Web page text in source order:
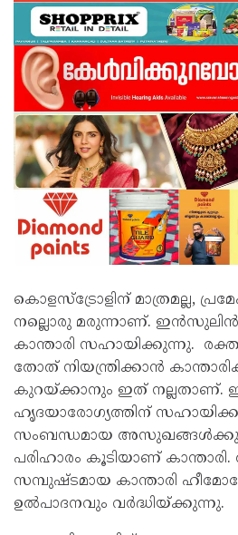
കൊളസ്‌ട്രോളിന് മാത്രമല്ല,
നല്ലൊരു മരുന്നാണ്. ഇന്‍സുലിന്‍
കാന്താരി സഹായിക്കുന്നു.
തോത് നിയന്ത്രിക്കാൻ
കുറയ്ക്കാനും ഇത് നല്ലതാണ്.
ഹൃദയാരോഗ്യത്തിന്
സംബന്ധമായ
പരിഹാരം കൂടിയാണ്
സമ്പുഷ്ടമായ കാന്താരി
ഉല്‍പാദനവും വര്‍ദ്ധിയ്ക്കുന്നു.